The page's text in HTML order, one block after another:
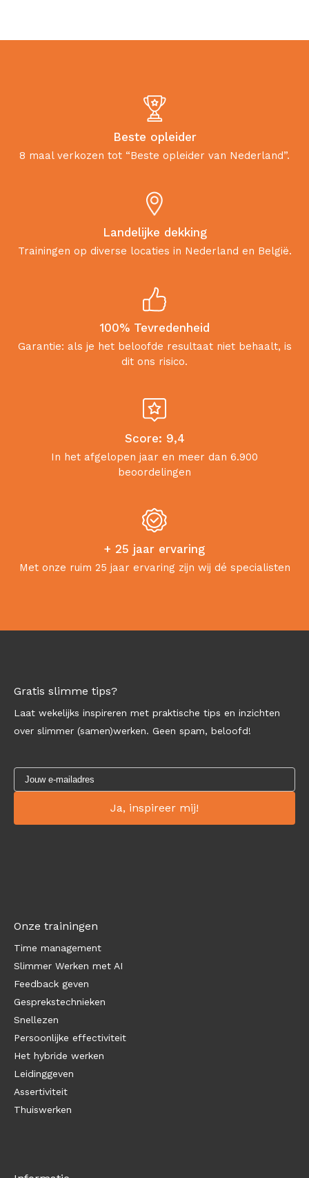
Beste opleider
8 maal verkozen tot “Beste opleider van Nederland”.
Landelijke dekking
Trainingen op diverse locaties in Nederland en België.
100% Tevredenheid
Garantie: als je het beloofde resultaat niet behaalt, is
dit ons risico.
Score: 9,4
In het afgelopen jaar en meer dan 6.900
beoordelingen
+ 25 jaar ervaring
Met onze ruim 25 jaar ervaring zijn wij dé specialisten
Gratis slimme tips?
Laat wekelijks inspireren met praktische tips en inzichten
over slimmer (samen)werken. Geen spam, beloofd!
Onze trainingen
Time management
Slimmer Werken met AI
Feedback geven
Gesprekstechnieken
Snellezen
Persoonlijke effectiviteit
Het hybride werken
Leidinggeven
Assertiviteit
Thuiswerken